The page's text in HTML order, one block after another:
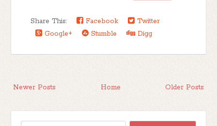
Share This: Facebook
Twitter
Google+
Stumble Digg
Newer Posts Older Posts
Home